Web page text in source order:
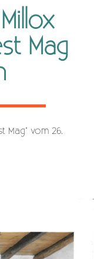
Mag
Mag" vom 26.